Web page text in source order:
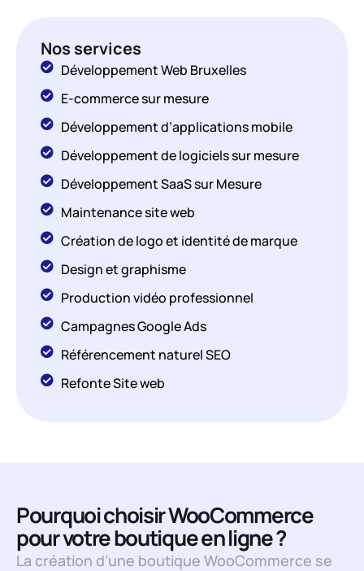
Nos services
Développement Web Bruxelles
E-commerce sur mesure
Développement d’applications mobile
Développement de logiciels sur mesure
Développement SaaS sur Mesure
Maintenance site web
Création de logo et identité de marque
Design et graphisme
Production vidéo professionnel
Campagnes Google Ads
Référencement naturel SEO
Refonte Site web
Pourquoi choisir WooCommerce
pour votre boutique en ligne ?
La création d’une boutique WooCommerce se